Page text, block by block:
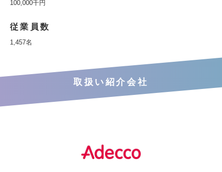
100,000千円
従業員数
1,457名
取扱い紹介会社